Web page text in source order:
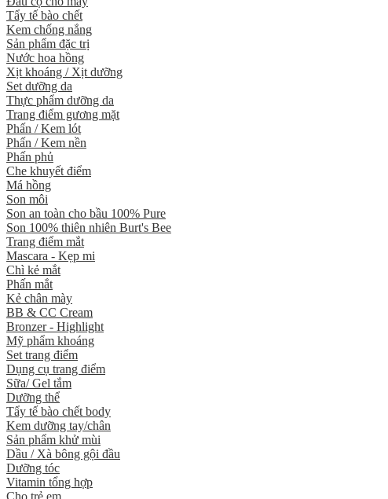
Tẩy tế bào chết
Kem chống nắng
Sản phẩm đặc trị
Nước hoa hồng
Xịt khoáng / Xịt dưỡng
Set dưỡng da
Thực phẩm dưỡng da
Trang điểm gương mặt
Phấn / Kem lót
Phấn / Kem nền
Phấn phủ
Che khuyết điểm
Má hồng
Son môi
Son an toàn cho bầu 100% Pure
Son 100% thiên nhiên Burt's Bee
Trang điểm mắt
Mascara - Kẹp mi
Chì kẻ mắt
Phấn mắt
Kẻ chân mày
BB & CC Cream
Bronzer - Highlight
Mỹ phẩm khoáng
Set trang điểm
Dụng cụ trang điểm
Sữa/ Gel tắm
Dưỡng thể
Tẩy tế bào chết body
Kem dưỡng tay/chân
Sản phẩm khử mùi
Dầu / Xà bông gội đầu
Dưỡng tóc
Vitamin tổng hợp
Cho trẻ em